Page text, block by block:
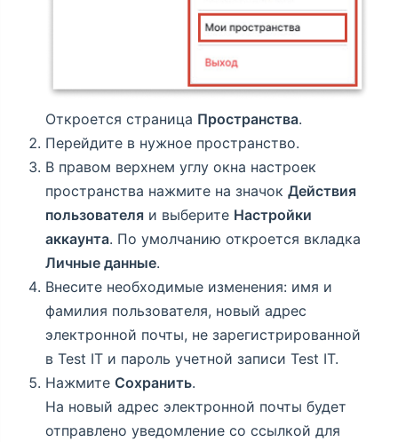
Откроется страница Пространства.
Перейдите в нужное пространство.
В правом верхнем углу окна настроек
пространства нажмите на значокДействия
пользователя и выберите Настройки
аккаунта. По умолчанию откроется вкладка
Личные данные.
Внесите необходимые изменения: имя и
фамилия пользователя, новый адрес
электронной почты, не зарегистрированной
в Test IT и пароль учетной записи Test IT.
Нажмите Сохранить.
На новый адрес электронной почты будет
отправлено уведомление со ссылкой для